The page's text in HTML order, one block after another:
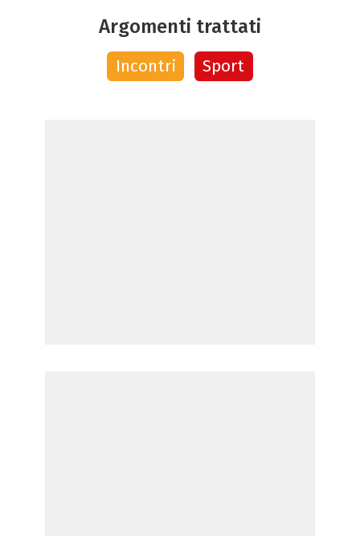
Argomenti trattati
Incontri Sport